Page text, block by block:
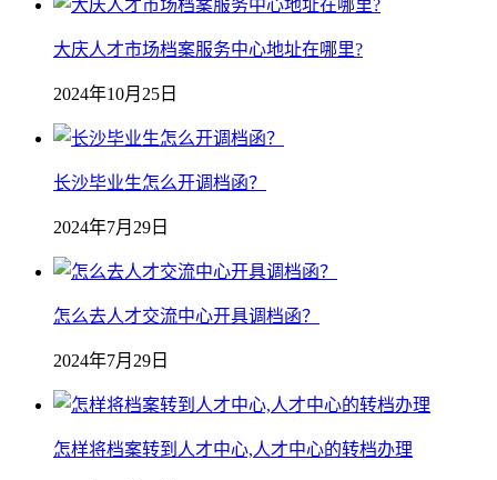
大庆人才市场档案服务中心地址在哪里?
2024年10月25日
长沙毕业生怎么开调档函？
2024年7月29日
怎么去人才交流中心开具调档函？
2024年7月29日
怎样将档案转到人才中心,人才中心的转档办理